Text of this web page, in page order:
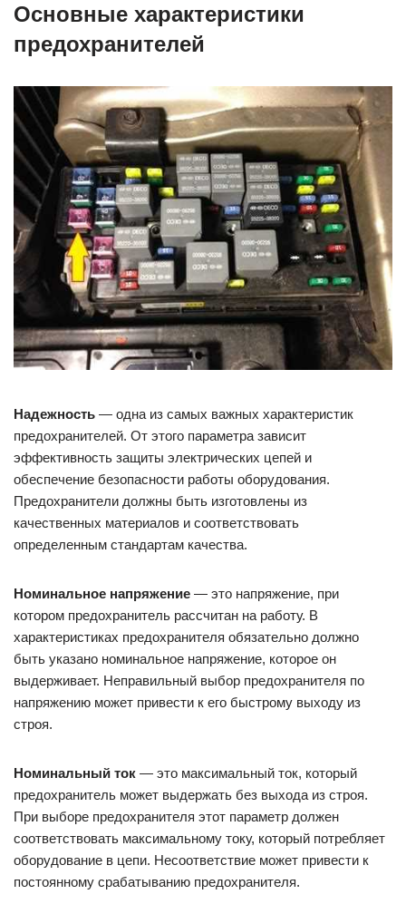
Основные характеристики
предохранителей
Надежность — одна из самых важных характеристик
предохранителей. От этого параметра зависит
эффективность защиты электрических цепей и
обеспечение безопасности работы оборудования.
Предохранители должны быть изготовлены из
качественных материалов и соответствовать
определенным стандартам качества.
Номинальное напряжение — это напряжение, при
котором предохранитель рассчитан на работу. В
характеристиках предохранителя обязательно должно
быть указано номинальное напряжение, которое он
выдерживает. Неправильный выбор предохранителя по
напряжению может привести к его быстрому выходу из
строя.
Номинальный ток — это максимальный ток, который
предохранитель может выдержать без выхода из строя.
При выборе предохранителя этот параметр должен
соответствовать максимальному току, который потребляет
оборудование в цепи. Несоответствие может привести к
постоянному срабатыванию предохранителя.